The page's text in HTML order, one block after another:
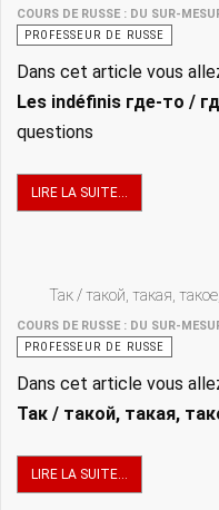
COURS DE RUSSE : DU SUR-
PROFESSEUR DE RUSSE
Dans cet article vous
Les indéfinis где-то /
questions
LIRE LA SUITE...
Так / такой, такая,
COURS DE RUSSE : DU SUR-
PROFESSEUR DE RUSSE
Dans cet article vous
Так / такой, такая,
LIRE LA SUITE...